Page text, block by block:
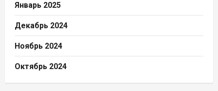
Январь 2025
Декабрь 2024
Ноябрь 2024
Октябрь 2024